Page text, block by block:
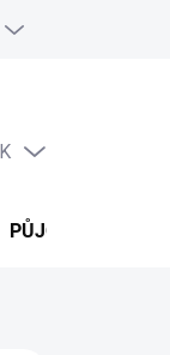
PŮJČOVNA